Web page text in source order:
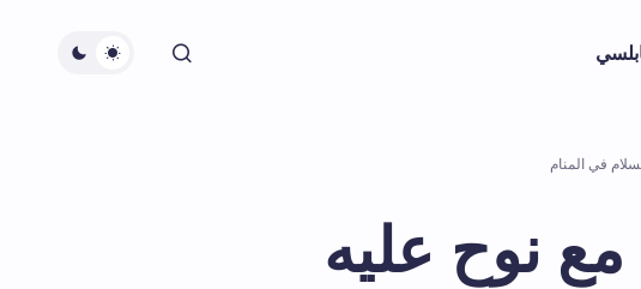
في المنام
نوح عليه